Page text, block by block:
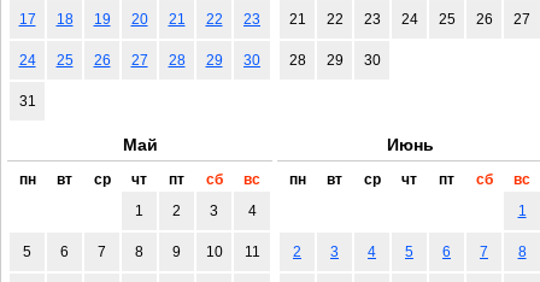
17 18 19 20 21 22 23
24 25 26 27 28 29 30
31
21 22 23 24 25 26 27
28 29 30
Май
пн вт ср чт пт сб
вс
1
2 3 4
5 6 7 8 9 10 11
Июнь
пн вт ср чт пт сб
вс
1
2 3 4 5 6 7 8